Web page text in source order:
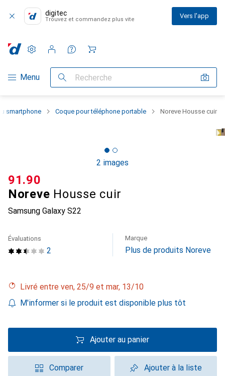
digitec
Trouvez et commandez plus vite Vers l'app
Navigation par catégorie
Menu Recherche
Paramètres
Compte client
Listes de comparaison
Listes d'envies
Panier
smartphone Coque pour téléphone portable Noreve Housse cuir
2 images
Noreve Housse cuir
Samsung Galaxy S22
CHF
91.90
2
Évaluations Marque
Plus de produits Noreve
Livré entre ven, 25/9 et mar, 13/10
M'informer si le produit est disponible plus tôt
Ajouter au panier
Comparer Ajouter à la liste